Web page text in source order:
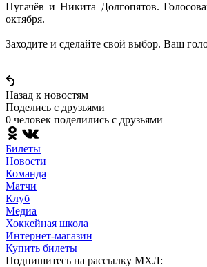
Пугачёв и Никита Долгопятов.
октября.
Заходите и сделайте свой выбор. Ваш
Назад к новостям
Поделись c друзьями
0 человек поделились c друзьями
Билеты
Новости
Команда
Матчи
Клуб
Медиа
Хоккейная школа
Интернет-магазин
Купить билеты
Подпишитесь на рассылку МХЛ: